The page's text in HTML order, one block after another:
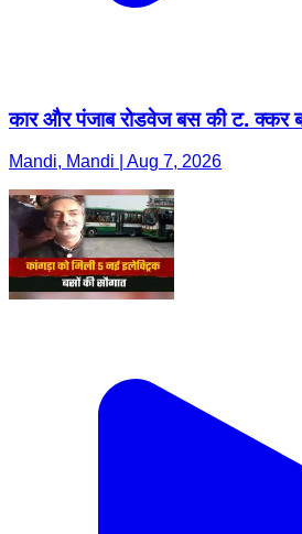
कार और पंजाब रोडवेज बस की ट. क्कर
Mandi, Mandi | Aug 7, 2026